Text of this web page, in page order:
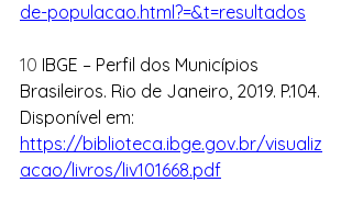
de-populacao.html?=&t=resultados
10 IBGE – Perfil dos Municípios
Brasileiros. Rio de Janeiro, 2019. P.104.
Disponível em:
https://biblioteca.ibge.gov.br/visualiz
acao/livros/liv101668.pdf